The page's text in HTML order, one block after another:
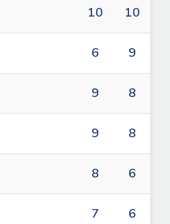
10 10
6 9
9 8
9 8
8 6
7 6